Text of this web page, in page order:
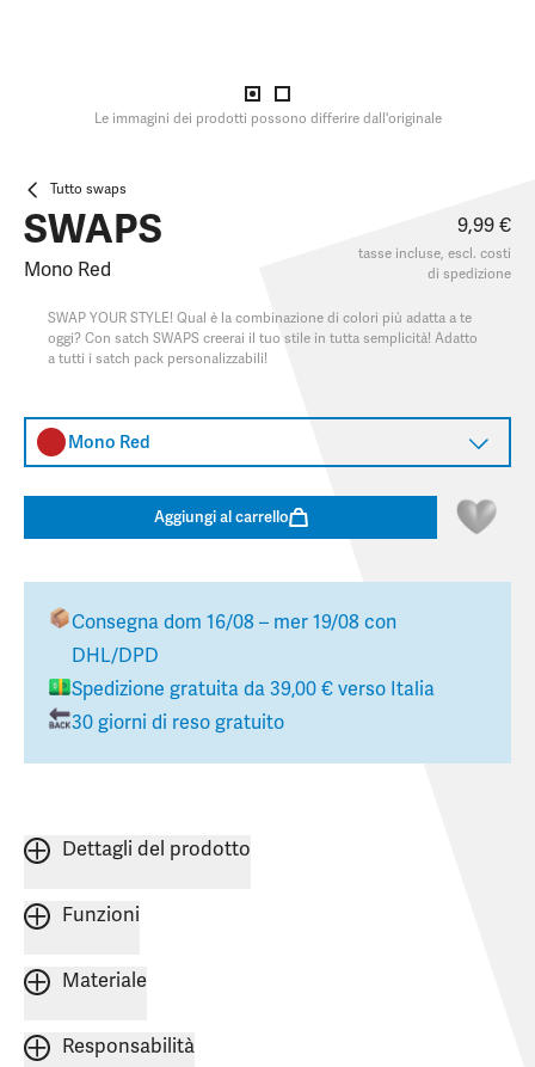
Le immagini dei prodotti possono differire dall'originale
Tutto swaps
SWAPS
Mono Red
9,99 €
tasse incluse, escl. costi
di spedizione
SWAP YOUR STYLE! Qual è la combinazione di colori più adatta a te
oggi? Con satch SWAPS creerai il tuo stile in tutta semplicità! Adatto
a tutti i satch pack personalizzabili!
Mono Red
Aggiungi al carrello
Consegna dom 16/08 – mer 19/08 con
DHL/DPD
Spedizione gratuita da 39,00 € verso Italia
30 giorni di reso gratuito
Dettagli del prodotto
Funzioni
Materiale
Responsabilità